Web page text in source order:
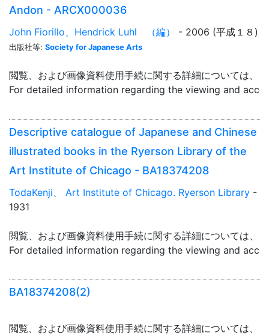
Andon - ARCX000036
John Fiorillo、Hendrick Luhl （編） - 2006 (平成１８)
出版社等: Society for Japanese Arts
閲覧、および画像資料使用手続に関する詳細については、「
For detailed information regarding the viewing and
Descriptive catalogue of Japanese and Chinese
illustrated books in the Ryerson Library of the
Art Institute of Chicago - BA18374208
TodaKenji、 Art Institute of Chicago. Ryerson Library -
1931
閲覧、および画像資料使用手続に関する詳細については、「
For detailed information regarding the viewing and
BA18374208(2)
閲覧、および画像資料使用手続に関する詳細については、「